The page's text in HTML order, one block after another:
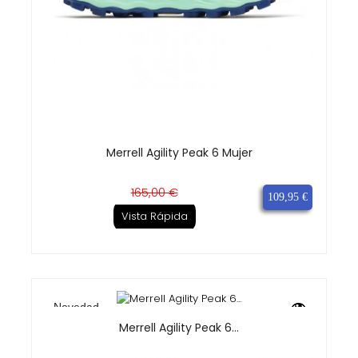
Merrell Agility Peak 6 Mujer
Precio
base
165,00 €Precio 109,95 €
Vista Rápida
Novedad
Merrell Agility Peak 6...